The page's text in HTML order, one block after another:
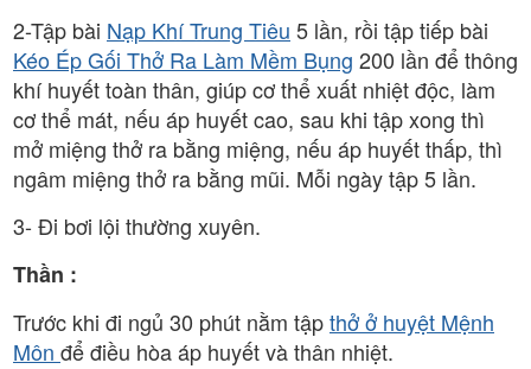
2-Tập bài Nạp Khí Trung Tiêu 5 lần, rồi tập tiếp bài
Kéo Ép Gối Thở Ra Làm Mềm Bụng 200 lần để thông
khí huyết toàn thân, giúp cơ thể xuất nhiệt độc, làm
cơ thể mát, nếu áp huyết cao, sau khi tập xong thì
mở miệng thở ra bằng miệng, nếu áp huyết thấp, thì
ngâm miệng thở ra bằng mũi. Mỗi ngày tập 5 lần.
3- Đi bơi lội thường xuyên.
Thần :
Trước khi đi ngủ 30 phút nằm tậpthở ở huyệt Mệnh
Môn để điều hòa áp huyết và thân nhiệt.